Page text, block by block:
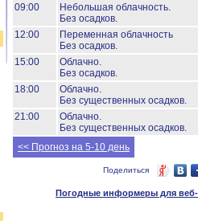
09:00
Небольшая облачность.
Без осадков.
12:00
Переменная облачность
Без осадков.
15:00
Облачно.
Без осадков.
18:00
Облачно.
Без существенных осадков.
21:00
Облачно.
Без существенных осадков.
<< Прогноз на 5-10 день
Поделиться
Погодные информеры для веб-